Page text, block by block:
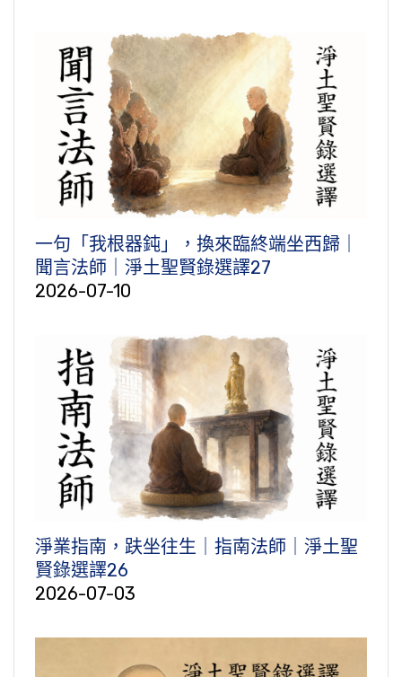
一句「我根器鈍」，換來臨終端坐西歸｜
聞言法師｜淨土聖賢錄選譯27
2026-07-10
淨業指南，趺坐往生｜指南法師｜淨土聖
賢錄選譯26
2026-07-03